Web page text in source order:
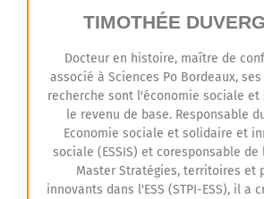
TIMOTHÉE
Docteur en histoire, maître de
associé à Sciences Po Bordeaux,
recherche sont l'économie sociale
le revenu de base. Responsable
Economie sociale et solidaire et
sociale (ESSIS) et coresponsable de
Master Stratégies, territoires et
innovants dans l'ESS (STPI-ESS), il a